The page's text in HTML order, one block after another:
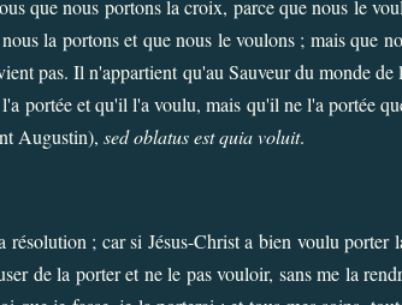
que nous portons la croix, parce que nous le
la portons et que nous le voulons ; mais que
pas. Il n'appartient qu'au Sauveur du monde
portée et qu'il l'a voulu, mais qu'il ne l'a portée
Augustin), sed oblatus est quia voluit.
résolution ; car si Jésus-Christ a bien voulu porter
de la porter et ne le pas vouloir, sans me la